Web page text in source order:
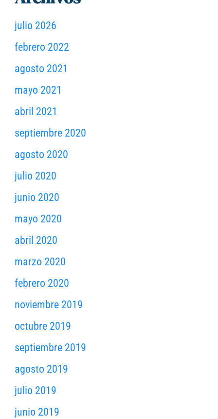
julio 2026
febrero 2022
agosto 2021
mayo 2021
abril 2021
septiembre 2020
agosto 2020
julio 2020
junio 2020
mayo 2020
abril 2020
marzo 2020
febrero 2020
noviembre 2019
octubre 2019
septiembre 2019
agosto 2019
julio 2019
junio 2019